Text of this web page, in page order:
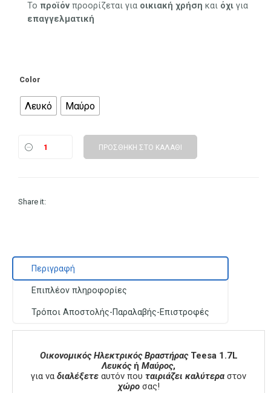
Το προϊόν προορίζεται για οικιακή χρήση και όχι για
επαγγελματική
Color
Λευκό Μαύρο
ΠΡΟΣΘΉΚΗ ΣΤΟ ΚΑΛΆΘΙ
Share it:
Περιγραφή
Επιπλέον πληροφορίες
Τρόποι Αποστολής-Παραλαβής-Επιστροφές
Οικονομικός Ηλεκτρικός Βραστήρας Teesa 1.7L
Λευκόςή Μαύρος,
για να διαλέξετε αυτόν που ταιριάζει καλύτερα στον
χώρο σας!